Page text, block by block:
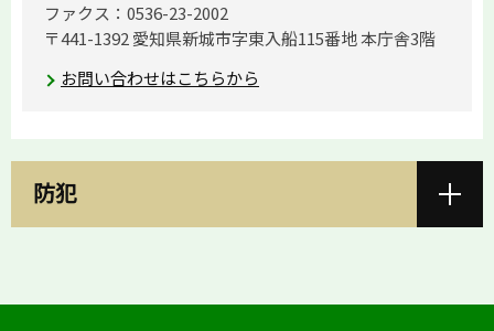
ファクス：0536-23-2002
〒441-1392 愛知県新城市字東入船115番地 本庁舎3階
お問い合わせはこちらから
防犯